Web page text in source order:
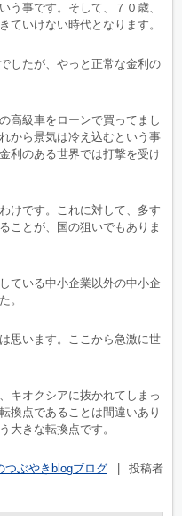
う事です。そして、７０歳、
ていけない時代となります。
したが、やっと正常な金利の
高級車をローンで買ってまし
から景気は冷え込むという事
利のある世界では打撃を受け
けです。これに対して、多す
ことが、国の狙いでもありま
ている中小企業以外の中小企
。
思います。ここから急激に世
キオクシアに抜かれてしまっ
換点であることは間違いあり
大きな転換点です。
つぶやきblogブログ
投稿者